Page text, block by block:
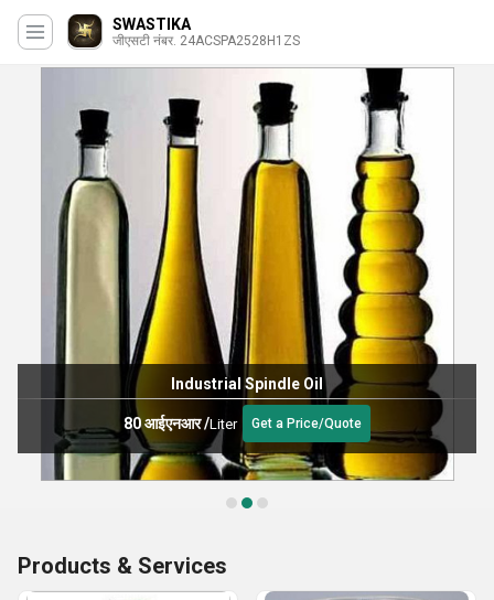
SWASTIKA
जीएसटी नंबर. 24ACSPA2528H1ZS
Industrial Spindle Oil
80 आईएनआर/Liter Get a Price/Quote
Products & Services